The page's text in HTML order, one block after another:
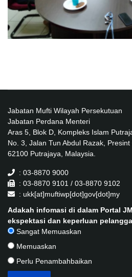
Jabatan Mufti Wilayah Persekutuan
Jabatan Perdana Menteri
Aras 5, Blok D, Kompleks Islam
No. 3, Jalan Tun Abdul Razak, Presint
62100 Putrajaya, Malaysia.
: 03-8870 9000
: 03-8870 9101 / 03-8870 9102
: ukk[at]muftiwp[dot]gov[dot]my
Adakah infomasi di dalam Portal
ekspektasi dan keperluan
Sangat Memuaskan
Memuaskan
Perlu Penambahbaikan